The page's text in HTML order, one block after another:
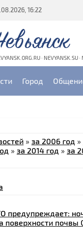
16:22
· NEVYANSK.SU
Город
» за 2006 год »
» за 2014 год » за
предупреждает:
поверхности почвы